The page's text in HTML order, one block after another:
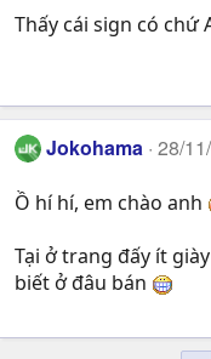
Thấy cái sign có chứ
Jokohama 28/
Ồ hí hí, em chào anh
Tại ở trang đấy ít
biết ở đâu bán